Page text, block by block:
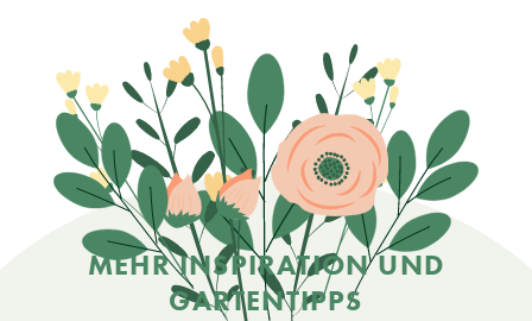
MEHR INSPIRATION UND
GARTENTIPPS